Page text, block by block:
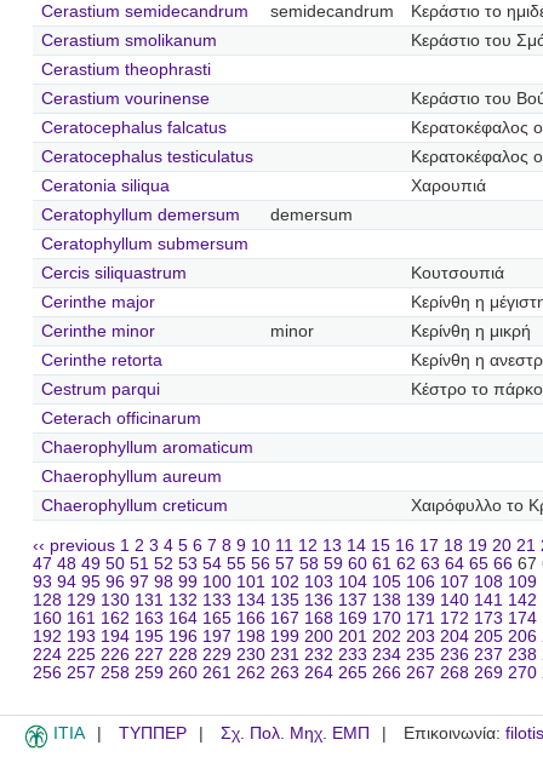
Cerastium semidecandrum
semidecandrum
Κεράστιο το
Cerastium smolikanum
Κεράστιο του
Cerastium theophrasti
Cerastium vourinense
Κεράστιο του
Ceratocephalus falcatus
Κερατοκέφαλος
Ceratocephalus testiculatus
Κερατοκέφαλος
Ceratonia siliqua
Χαρουπιά
Ceratophyllum demersum
demersum
Ceratophyllum submersum
Cercis siliquastrum
Κουτσουπιά
Cerinthe major
Κερίνθη η
Cerinthe minor
minor
Κερίνθη η μικρή
Cerinthe retorta
Κερίνθη η
Cestrum parqui
Κέστρο το
Ceterach officinarum
Chaerophyllum aromaticum
Chaerophyllum aureum
Chaerophyllum creticum
Χαιρόφυλλο το
‹‹ previous 1 2 3 4 5 6 7 8 9 10 11 12 13 14 15 16 17 18 19 20 21
47 48 49 50 51 52 53 54 55 56 57 58 59 60 61 62 63 64 65 66 67
93 94 95 96 97 98 99 100 101 102 103 104 105 106 107 108 109
128 129 130 131 132 133 134 135 136 137 138 139 140 141 142
160 161 162 163 164 165 166 167 168 169 170 171 172 173 174
192 193 194 195 196 197 198 199 200 201 202 203 204 205 206
224 225 226 227 228 229 230 231 232 233 234 235 236 237 238
256 257 258 259 260 261 262 263 264 265 266 267 268 269 270
ITIA ΤΥΠΠΕΡ Σχ. Πολ. Μηχ. ΕΜΠ Επικοινωνία: